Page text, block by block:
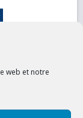
web et notre